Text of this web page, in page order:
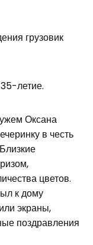
грузовик
летие.
Оксана
в честь
цветов.
к дому
экраны,
поздравления